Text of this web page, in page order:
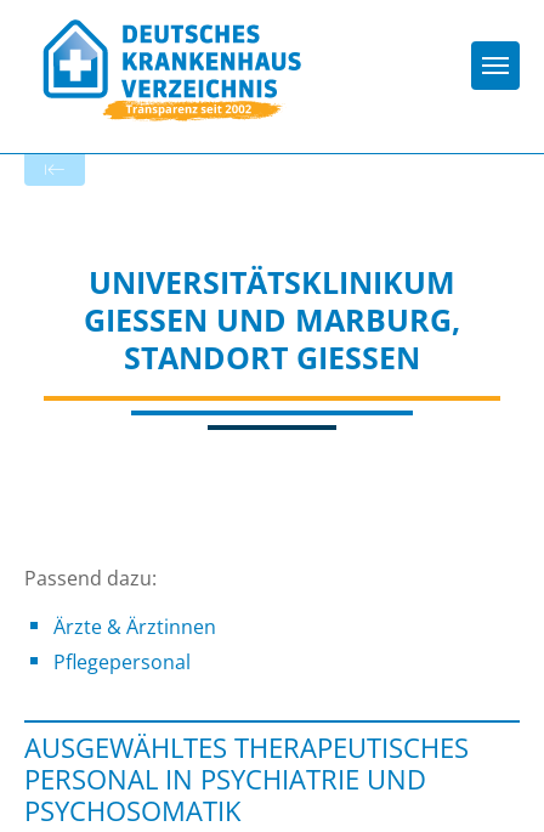
UNIVERSITÄTSKLINIKUM
GIESSEN UND MARBURG, S
TANDORT GIESSEN
Passend dazu:
Ärzte & Ärztinnen
Pflegepersonal
AUSGEWÄHLTES THERAPEUTISCHES
PERSONAL IN PSYCHIATRIE UND
PSYCHOSOMATIK